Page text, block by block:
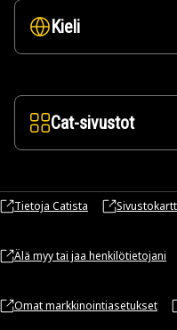
Kieli
Cat-sivustot
Tietoja Catista
Älä myy tai jaa henkilötietojani
Omat markkinointiasetukset